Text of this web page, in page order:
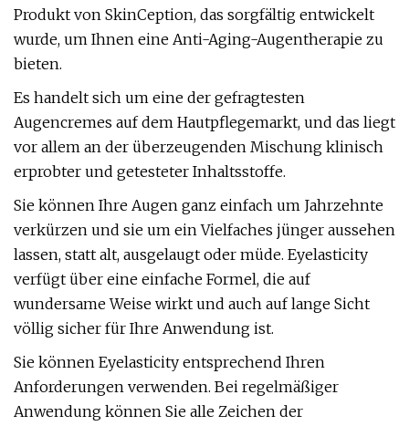
Produkt von SkinCeption, das sorgfältig entwickelt
wurde, um Ihnen eine Anti-Aging-Augentherapie zu
bieten.
Es handelt sich um eine der gefragtesten
Augencremes auf dem Hautpflegemarkt, und das liegt
vor allem an der überzeugenden Mischung klinisch
erprobter und getesteter Inhaltsstoffe.
Sie können Ihre Augen ganz einfach um Jahrzehnte
verkürzen und sie um ein Vielfaches jünger aussehen
lassen, statt alt, ausgelaugt oder müde. Eyelasticity
verfügt über eine einfache Formel, die auf
wundersame Weise wirkt und auch auf lange Sicht
völlig sicher für Ihre Anwendung ist.
Sie können Eyelasticity entsprechend Ihren
Anforderungen verwenden. Bei regelmäßiger
Anwendung können Sie alle Zeichen der